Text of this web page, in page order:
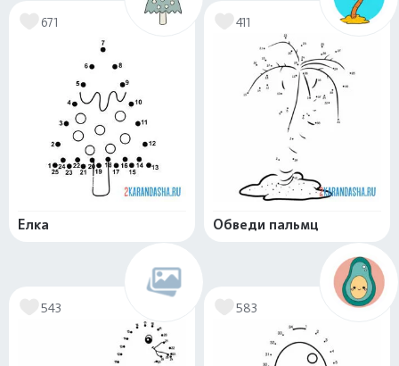
671
Елка
411
Обведи пальмц
543 583